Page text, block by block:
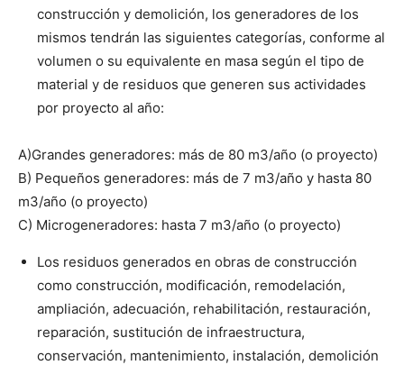
construcción y demolición, los generadores de los
mismos tendrán las siguientes categorías, conforme al
volumen o su equivalente en masa según el tipo de
material y de residuos que generen sus actividades
por proyecto al año:
A)Grandes generadores: más de 80 m3/año (o proyecto)
B) Pequeños generadores: más de 7 m3/año y hasta 80
m3/año (o proyecto)
C) Microgeneradores: hasta 7 m3/año (o proyecto)
Los residuos generados en obras de construcción
como construcción, modificación, remodelación,
ampliación, adecuación, rehabilitación, restauración,
reparación, sustitución de infraestructura,
conservación, mantenimiento, instalación, demolición